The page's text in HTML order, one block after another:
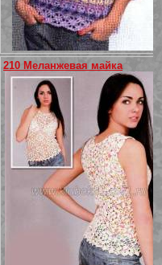
210 Меланжевая майка